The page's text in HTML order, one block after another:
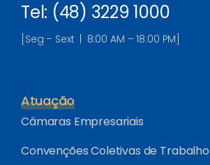
Tel: (48) 3229 1000
[Seg – Sext | 8:00 AM – 18:00 PM]
Atuação
Câmaras Empresariais
Convenções Coletivas de Trabalho